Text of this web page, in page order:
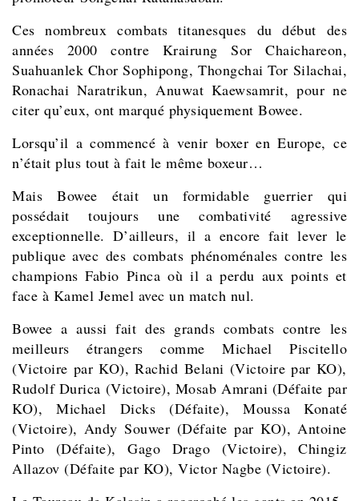
Ces nombreux combats titanesques du début des
années 2000 contre Krairung Sor Chaichareon,
Suahuanlek Chor Sophipong, Thongchai Tor Silachai,
Ronachai Naratrikun, Anuwat Kaewsamrit, pour ne
citer qu’eux, ont marqué physiquement Bowee.
Lorsqu’il a commencé à venir boxer en Europe, ce
n’était plus tout à fait le même boxeur…
Mais Bowee était un formidable guerrier qui
possédait toujours une combativité agressive
exceptionnelle. D’ailleurs, il a encore fait lever le
publique avec des combats phénoménales contre les
champions Fabio Pinca où il a perdu aux points et
face à Kamel Jemel avec un match nul.
Bowee a aussi fait des grands combats contre les
meilleurs étrangers comme Michael Piscitello
(Victoire par KO), Rachid Belani (Victoire par KO),
Rudolf Durica (Victoire), Mosab Amrani (Défaite par
KO), Michael Dicks (Défaite), Moussa Konaté
(Victoire), Andy Souwer (Défaite par KO), Antoine
Pinto (Défaite), Gago Drago (Victoire), Chingiz
Allazov (Défaite par KO), Victor Nagbe (Victoire).